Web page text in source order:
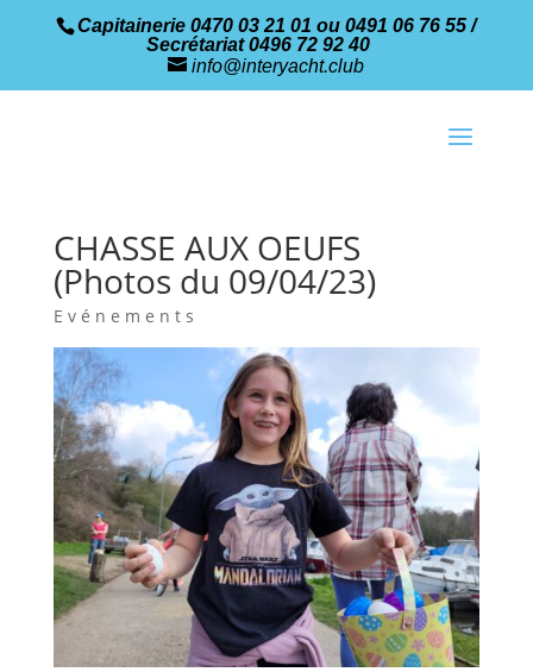
Capitainerie 0470 03 21 01 ou 0491 06 76 55 /
Secrétariat 0496 72 92 40
info@interyacht.club
CHASSE AUX OEUFS
(Photos du 09/04/23)
Evénements